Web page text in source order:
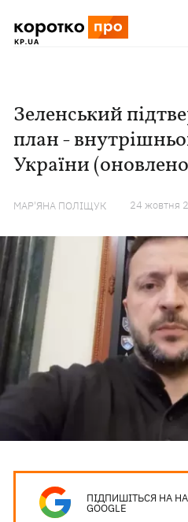
Зеленський
план -
України
МАР'ЯНА ПОЛІЩУК 24 жовтня
ПІДПИШІТЬСЯ НА
GOOGLE